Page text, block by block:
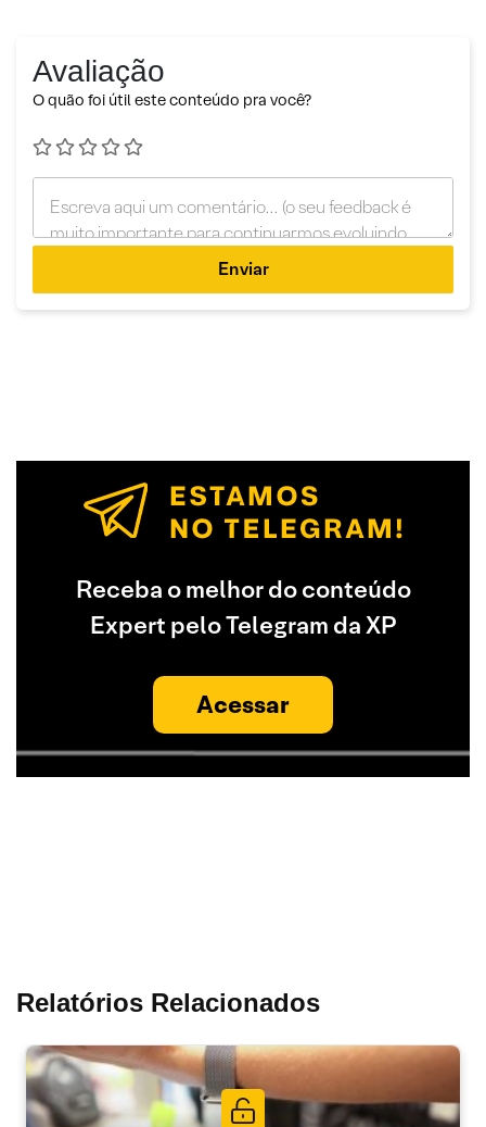
Avaliação
O quão foi útil este conteúdo pra você?
Enviar
Receba o melhor do conteúdo
Expert pelo Telegram da XP
Acessar
Relatórios Relacionados